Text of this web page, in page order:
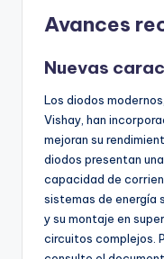
Avances
Nuevas
Los diodos
Vishay, han
mejoran su
diodos presentan
capacidad de
sistemas de energía
y su montaje en
circuitos complejos.